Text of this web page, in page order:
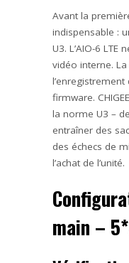
Avant la
indispensable :
U3. L’AIO-6
vidéo interne.
firmware.
la norme U3 –
entraîner des
des échecs de
l’achat de l’unité.
main –